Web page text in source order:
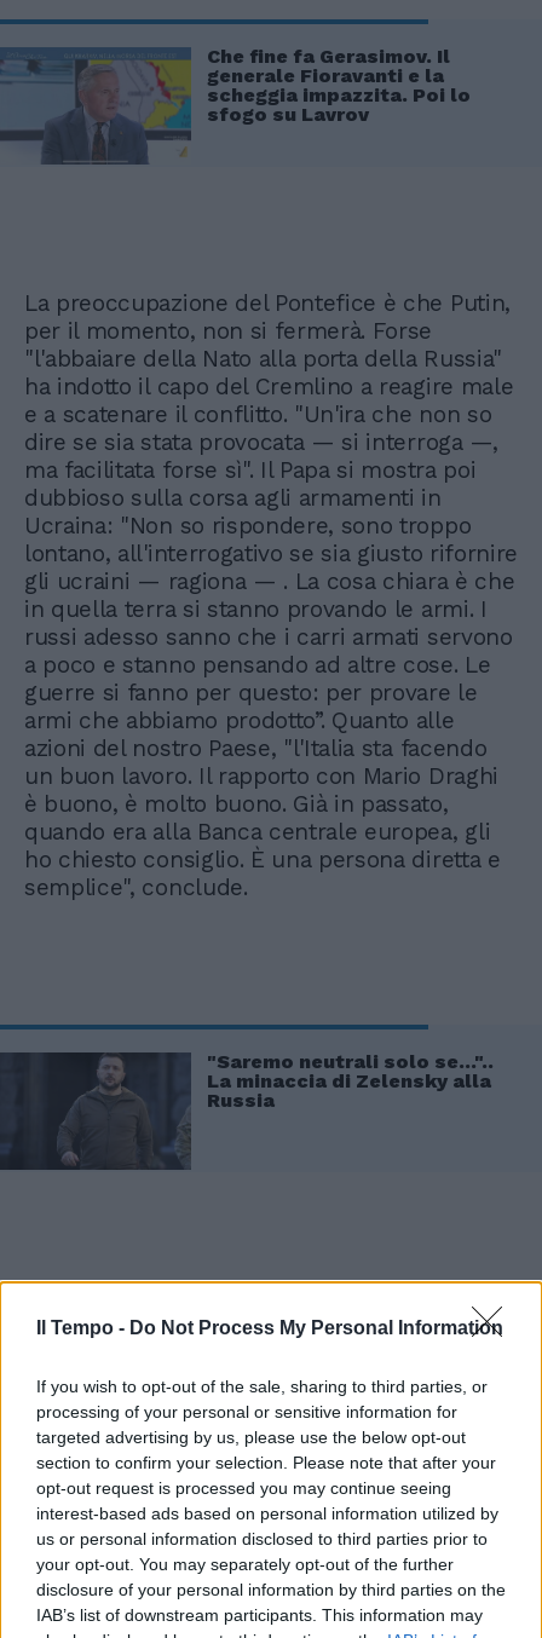
Il Tempo - Do Not Process My Personal Information
If you wish to opt-out of the sale, sharing to third parties, or
processing of your personal or sensitive information for
targeted advertising by us, please use the below opt-out
section to confirm your selection. Please note that after your
opt-out request is processed you may continue seeing
interest-based ads based on personal information utilized by
us or personal information disclosed to third parties prior to
your opt-out. You may separately opt-out of the further
disclosure of your personal information by third parties on the
IAB’s list of downstream participants. This information may
Che fine fa Gerasimov. Il
generale Fioravanti e la
scheggia impazzita. Poi lo
sfogo su Lavrov
La preoccupazione del Pontefice è che Putin,
per il momento, non si fermerà. Forse
"l'abbaiare della Nato alla porta della Russia"
ha indotto il capo del Cremlino a reagire male
e a scatenare il conflitto. "Un'ira che non so
dire se sia stata provocata — si interroga —,
ma facilitata forse sì". Il Papa si mostra poi
dubbioso sulla corsa agli armamenti in
Ucraina: "Non so rispondere, sono troppo
lontano, all'interrogativo se sia giusto rifornire
gli ucraini — ragiona — . La cosa chiara è che
in quella terra si stanno provando le armi. I
russi adesso sanno che i carri armati servono
a poco e stanno pensando ad altre cose. Le
guerre si fanno per questo: per provare le
armi che abbiamo prodotto”. Quanto alle
azioni del nostro Paese, "l'Italia sta facendo
un buon lavoro. Il rapporto con Mario Draghi
è buono, è molto buono. Già in passato,
quando era alla Banca centrale europea, gli
ho chiesto consiglio. È una persona diretta e
semplice", conclude.
"Saremo neutrali solo se..."..
La minaccia di Zelensky alla
Russia